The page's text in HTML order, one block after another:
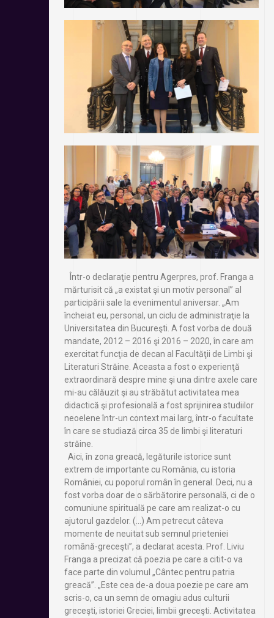
Într-o declaraţie pentru Agerpres, prof. Franga a
mărturisit că „a existat şi un motiv personal” al
participării sale la evenimentul aniversar. „Am
încheiat eu, personal, un ciclu de administraţie la
Universitatea din Bucureşti. A fost vorba de două
mandate, 2012 – 2016 şi 2016 – 2020, în care am
exercitat funcţia de decan al Facultăţii de Limbi şi
Literaturi Străine. Aceasta a fost o experienţă
extraordinară despre mine şi una dintre axele care
mi-au călăuzit şi au străbătut activitatea mea
didactică şi profesională a fost sprijinirea studiilor
neoelene într-un context mai larg, într-o facultate
în care se studiază circa 35 de limbi şi literaturi
străine.
Aici, în zona greacă, legăturile istorice sunt
extrem de importante cu România, cu istoria
României, cu poporul român în general. Deci, nu a
fost vorba doar de o sărbătorire personală, ci de o
comuniune spirituală pe care am realizat-o cu
ajutorul gazdelor. (…) Am petrecut câteva
momente de neuitat sub semnul prieteniei
română-greceşti”, a declarat acesta. Prof. Liviu
Franga a precizat că poezia pe care a citit-o va
face parte din volumul „Cântec pentru patria
greacă”. „Este cea de-a doua poezie pe care am
scris-o, ca un semn de omagiu adus culturii
greceşti, istoriei Greciei, limbii greceşti. Activitatea